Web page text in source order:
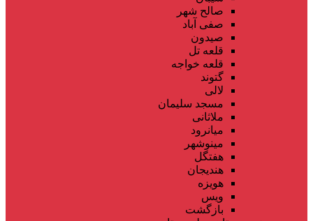
صالح شهر
صفی آباد
صیدون
قلعه تل
قلعه خواجه
گتوند
لالی
مسجد سلیمان
ملاثانی
میانرود
مینوشهر
هفتگل
هندیجان
هویزه
ویس
بازگشت